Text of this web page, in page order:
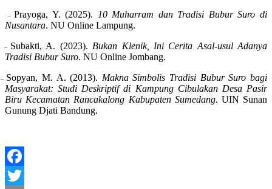
Prayoga, Y. (2025).
10 Muharram dan Tradisi Bubur Suro di
Nusantara. NU Online Lampung.
Subakti, A. (2023). Bukan Klenik, Ini Cerita Asal-usul Adanya
Tradisi Bubur Suro. NU Online Jombang.
Sopyan, M. A. (2013). Makna Simbolis Tradisi Bubur Suro bagi
Masyarakat: Studi Deskriptif di Kampung Cibulakan Desa Pasir
Biru Kecamatan Rancakalong Kabupaten Sumedang. UIN Sunan
Gunung Djati Bandung.
Facebook